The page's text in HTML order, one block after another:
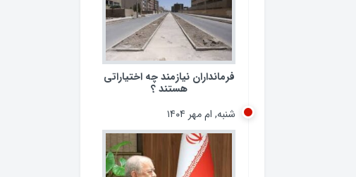
فرمانداران نیازمند چه اختیاراتی
هستند ؟
شنبه, ام مهر ۱۴۰۴